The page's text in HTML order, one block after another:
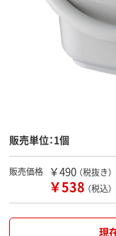
販売単位：1個
販売価格 ￥490 （税抜き）
￥538 （税込）
現